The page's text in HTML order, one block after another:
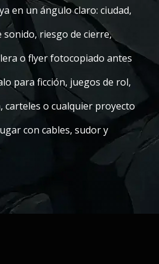
en un ángulo claro: ciudad,
sonido, riesgo de cierre,
o flyer fotocopiado antes
para ficción, juegos de rol,
carteles o cualquier proyecto
con cables, sudor y